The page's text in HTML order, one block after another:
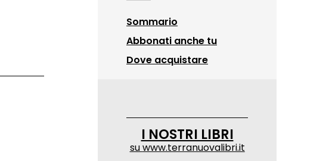
Sommario
Abbonati anche tu
Dove acquistare
I NOSTRI LIBRI
suwww.terranuovalibri.it